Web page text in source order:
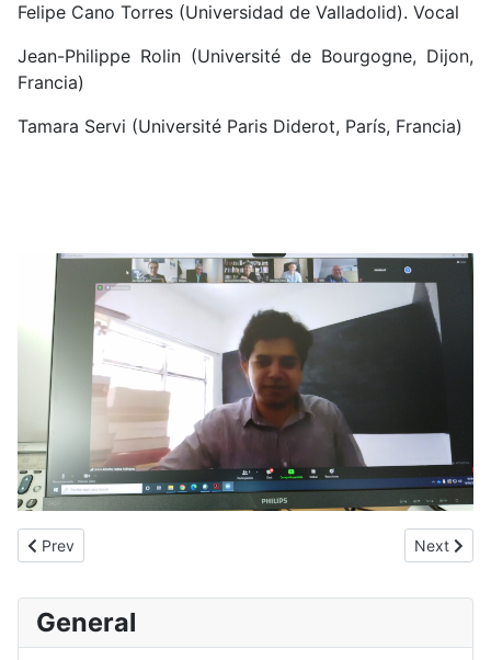
General
Felipe Cano Torres (Universidad de Valladolid). Vocal
Jean-Philippe Rolin (Université de Bourgogne, Dijon,
Francia)
Tamara Servi (Université Paris Diderot, París, Francia)
Previous article: Tesis doctoral de Oziel Gómez Martínez
Prev Next
Next